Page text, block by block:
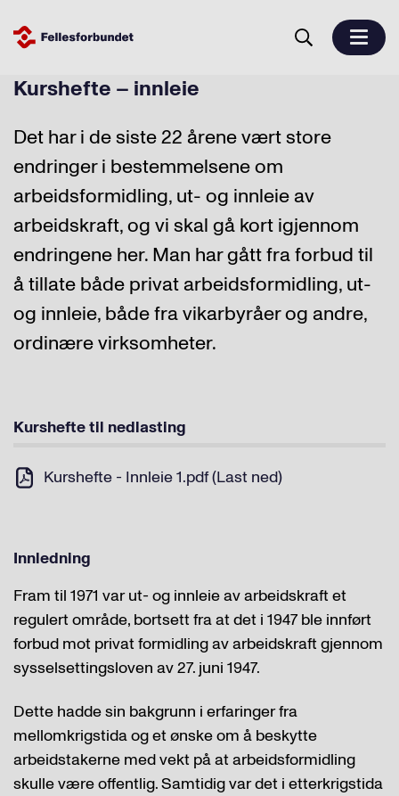
Kurshefte – innleie
Det har i de siste 22 årene vært store
endringer i bestemmelsene om
arbeidsformidling, ut- og innleie av
arbeidskraft, og vi skal gå kort igjennom
endringene her. Man har gått fra forbud til
å tillate både privat arbeidsformidling, ut-
og innleie, både fra vikarbyråer og andre,
ordinære virksomheter.
Kurshefte til nedlasting
Kurshefte - Innleie 1.pdf (Last ned)
Innledning
Fram til 1971 var ut- og innleie av arbeidskraft et
regulert område, bortsett fra at det i 1947 ble innført
forbud mot privat formidling av arbeidskraft gjennom
sysselsettingsloven av 27. juni 1947.
Dette hadde sin bakgrunn i erfaringer fra
mellomkrigstida og et ønske om å beskytte
arbeidstakerne med vekt på at arbeidsformidling
skulle være offentlig. Samtidig var det i etterkrigstida